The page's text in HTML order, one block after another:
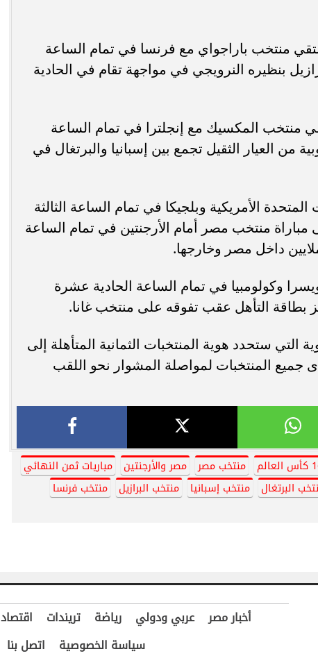
من يوم الأحد 5 يوليو، يلتقي منتخب باراجواي مع فرنسا في تمام الساعة
بنظيره النرويجي في مواجهة تقام في الحادية
6 يوليو، عندما يلتقي منتخب المكسيك مع إنجلترا في تمام الساعة
من العيار الثقيل تجمع بين إسبانيا والبرتغال في
الولايات المتحدة الأمريكية وبلجيكا في تمام الساعة الثالثة
مباراة منتخب مصر أمام الأرجنتين في تمام الساعة
داخل مصر وخارجها.
بمواجهة تجمع سويسرا وكولومبيا في تمام الساعة الحادية عشرة
بطاقة التأهل عقب تفوقه على منتخب غانا.
التي ستحدد هوية المنتخبات الثمانية المتأهلة إلى
جميع المنتخبات لمواصلة المشوار نحو اللقب
منتخب مصر مصر والأرجنتين
مباريات ثمن النهائي
البرتغال منتخب إسبانيا منتخب البرازيل
منتخب فرنسا
أخبار مصر عربي ودولي رياضة تريندات اقتصاد
سياسة الخصوصية
اتصل بنا